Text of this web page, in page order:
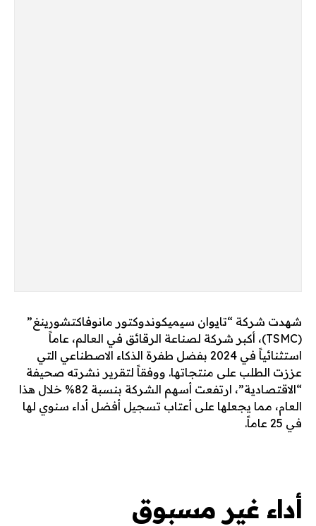
شهدت شركة “تايوان سيميكوندوكتور مانوفاكتشورينغ”
(TSMC)، أكبر شركة لصناعة الرقائق في العالم، عاماً
استثنائياً في 2024 بفضل طفرة الذكاء الاصطناعي التي
عززت الطلب على منتجاتها. ووفقاً لتقرير نشرته صحيفة
“الاقتصادية”، ارتفعت أسهم الشركة بنسبة 82% خلال هذا
العام، مما يجعلها على أعتاب تسجيل أفضل أداء سنوي لها
في 25 عاماً.
أداء غير مسبوق